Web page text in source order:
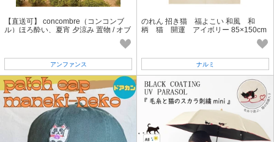
【直送可】 concombre（コンコンブ
ル）ほろ酔い、夏宵 夕涼み 置物 / オブ
アンファンス
のれん 招き猫 福よこい 和風 和
柄 猫 開運 アイボリー 85×150cm
ナルミ